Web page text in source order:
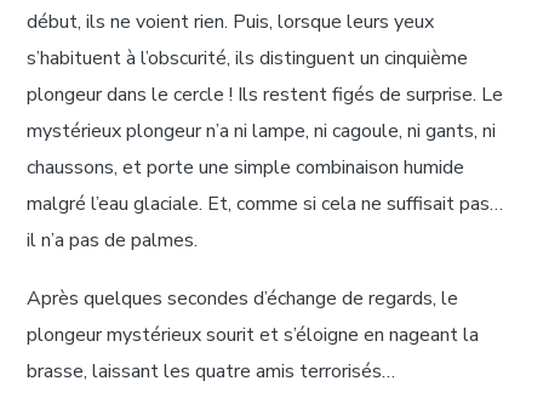
début, ils ne voient rien. Puis, lorsque leurs yeux
s’habituent à l’obscurité, ils distinguent un cinquième
plongeur dans le cercle ! Ils restent figés de surprise. Le
mystérieux plongeur n’a ni lampe, ni cagoule, ni gants, ni
chaussons, et porte une simple combinaison humide
malgré l’eau glaciale. Et, comme si cela ne suffisait pas…
il n’a pas de palmes.
Après quelques secondes d’échange de regards, le
plongeur mystérieux sourit et s’éloigne en nageant la
brasse, laissant les quatre amis terrorisés…